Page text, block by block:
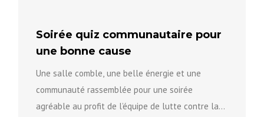
Soirée quiz communautaire pour
une bonne cause
Une salle comble, une belle énergie et une
communauté rassemblée pour une soirée
agréable au profit de l’équipe de lutte contre la